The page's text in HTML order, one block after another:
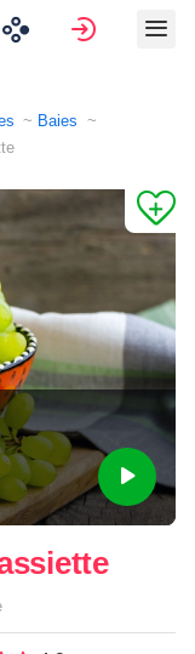
Baies